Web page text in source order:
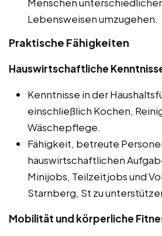
Lebensweisen umzugehen.
Praktische Fähigkeiten
Hauswirtschaftliche
Kenntnisse in der
einschließlich Kochen,
Wäschepflege.
Fähigkeit, betreute
hauswirtschaftlichen
Minijobs, Teilzeitjobs und
Starnberg, St zu
Mobilität und körperliche